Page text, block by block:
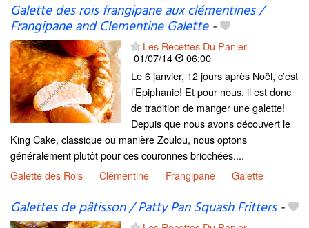
Galette des rois frangipane aux clémentines /
Frangipane and Clementine Galette-
Les Recettes Du Panier
01/07/14
06:00
Le 6 janvier, 12 jours après Noël, c’est
l’Epiphanie! Et pour nous, il est donc
de tradition de manger une galette!
Depuis que nous avons découvert le
King Cake, classique ou manière Zoulou, nous optons
généralement plutôt pour ces couronnes briochées....
Galette des Rois
Clémentine Frangipane Galette
Galettes de pâtisson / Patty Pan Squash Fritters-